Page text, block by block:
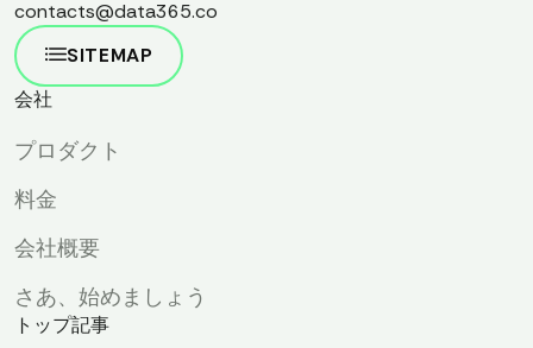
contacts@data365.co
SITEMAP
会社
プロダクト
料金
会社概要
さあ、始めましょう
トップ記事